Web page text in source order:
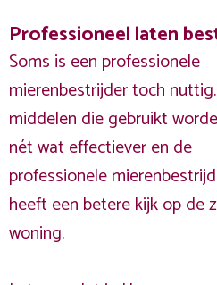
Professioneel laten
Soms is een professionele
mierenbestrijder toch
middelen die gebruikt
nét wat effectiever en de
professionele
heeft een betere kijk op de
woning.